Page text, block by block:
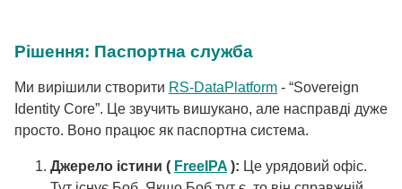
Рішення: Паспортна служба
Ми вирішили створити RS-DataPlatform - “Sovereign
Identity Core”. Це звучить вишукано, але насправді дуже
просто. Воно працює як паспортна система.
Джерело істини ( FreeIPA ): Це урядовий офіс.